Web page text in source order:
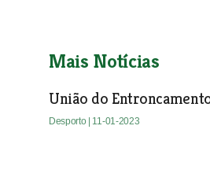
Mais Notícias
União do
Desporto | 11-01-2023